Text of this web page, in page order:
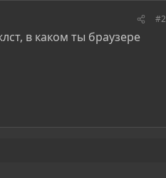
#2
в каком ты браузере